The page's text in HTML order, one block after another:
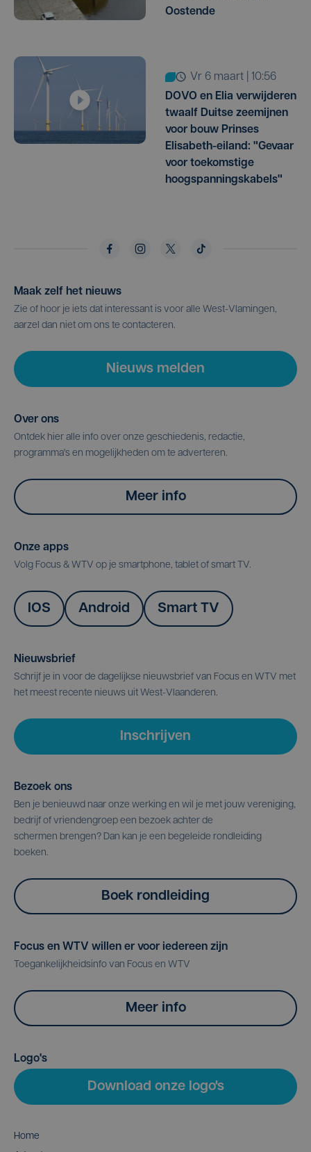
Oostende
vr 6 maart | 10:56
DOVO en Elia verwijderen
twaalf Duitse zeemijnen
voor bouw Prinses
Elisabeth-eiland: "Gevaar
voor toekomstige
hoogspanningskabels"
Maak zelf het nieuws
Zie of hoor je iets dat interessant is voor alle West-Vlamingen,
aarzel dan niet om ons te contacteren.
Nieuws melden
Over ons
Ontdek hier alle info over onze geschiedenis, redactie,
programma's en mogelijkheden om te adverteren.
Meer info
Onze apps
Volg Focus & WTV op je smartphone, tablet of smart TV.
IOS Android Smart TV
Nieuwsbrief
Schrijf je in voor de dagelijkse nieuwsbrief van Focus en WTV met
het meest recente nieuws uit West-Vlaanderen.
Inschrijven
Bezoek ons
Ben je benieuwd naar onze werking en wil je met jouw vereniging,
bedrijf of vriendengroep een bezoek achter de
schermen brengen? Dan kan je een begeleide rondleiding
boeken.
Boek rondleiding
Focus en WTV willen er voor iedereen zijn
Toegankelijkheidsinfo van Focus en WTV
Meer info
Logo's
Download onze logo's
Home